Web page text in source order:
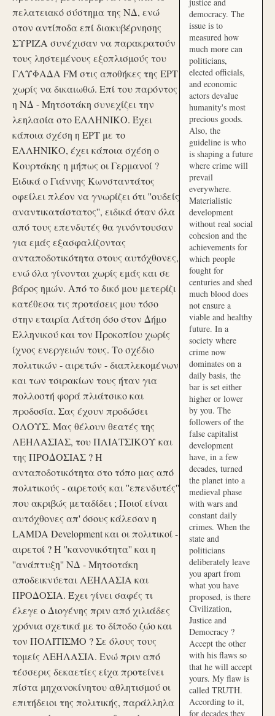
πελατειακό σύστημα της ΝΔ, ενώ
στον αντίποδα επί διακυβέρνησης
ΣΥΡΙΖΑ συνέχισαν να παρακρατούν
τους ληστεμένους εξοπλισμούς του
ΓΛΥΦΑΔΑ FM στις αποθήκες της ΕΡΤ
χωρίς να δικαιωθώ. Επί του παρόντος
η ΝΔ - Μητσοτάκη συνεχίζει την
λεηλασία στο ΕΛΛΗΝΙΚΟ. Έχει
κάποια σχέση η ΕΡΤ με το
ΕΛΛΗΝΙΚΟ, έχει κάποια σχέση ο
Κουρτάκης η μήπως οι Γερμανοί ?
Ειδικά ο Γιάννης Κωνσταντάτος
οφείλει πλέον να γνωρίζει ότι ''ουδείς
αναντικατάστατος'', ειδικά όταν όλα
από τους επενδυτές θα γινόντουσαν
για εμάς εξασφαλίζοντας
ανταποδοτικότητα στους αυτόχθονες,
ενώ όλα γίνονται χωρίς εμάς και σε
βάρος ημών. Από το δικό μου μετερίζι
κατέθεσα τις προτάσεις μου τόσο
στην εταιρία Λάτση όσο στον Δήμο
Ελληνικού και τον Προκοπίου χωρίς
ίχνος ενεργειών τους. Το σχέδιο
πολιτικών - αιρετών - διαπλεκομένων
και των τσιρακίων τους ήταν για
πολλοστή φορά πλιάτσικο και
προδοσία. Σας έχουν προδώσει
ΟΛΟΥΣ. Μας θέλουν θεατές της
ΛΕΗΛΑΣΙΑΣ, του ΠΛΙΑΤΣΙΚΟΥ και
της ΠΡΟΔΟΣΙΑΣ ? Η
ανταποδοτικότητα στο τόπο μας από
πολιτικούς - αιρετούς και ''επενδυτές''
που ακριβώς μεταδίδει ; Ποιοί είναι
αυτόχθονες απ' όσους κάλεσαν η
LAMDA Development και οι πολιτικοί -
αιρετοί ? Η ''κανονικότητα'' και η
''ανάπτυξη'' ΝΔ - Μητσοτάκη
αποδεικνύεται ΛΕΗΛΑΣΙΑ και
ΠΡΟΔΟΣΙΑ. Έχει γίνει σαφές τι
έλεγε ο Διογένης πριν από χιλιάδες
χρόνια σχετικά με το δίποδο ζώο και
τον ΠΟΛΙΤΙΣΜΟ ? Σε όλους τους
τομείς ΛΕΗΛΑΣΙΑ. Ενώ πριν από
τέσσερις δεκαετίες είχα προτείνει
πίστα μηχανοκίνητου αθλητισμού οι
επιτήδειοι της πολιτικής, παράλληλα
democracy. The
issue is to
measured how
much more can
politicians,
elected officials,
and economic
actors devalue
humanity's most
precious goods.
Also, the
guideline is who
is shaping a future
where crime will
prevail
everywhere.
Materialistic
development
without real social
cohesion and the
achievements for
which people
fought for
centuries and shed
much blood does
not ensure a
viable and healthy
future. In a
society where
crime now
dominates on a
daily basis, the
bar is set either
higher or lower
by you. The
followers of the
false capitalist
development
have, in a few
decades, turned
the planet into a
medieval phase
with wars and
constant daily
crimes. When the
state and
politicians
deliberately leave
you apart from
what you have
proposed, is there
Civilization,
Justice and
Democracy ?
Accept the other
with his flaws so
that he will accept
yours. My flaw is
called TRUTH.
According to it,
for decades they